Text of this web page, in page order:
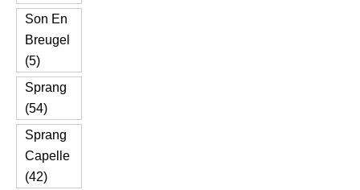
Son En
Breugel
(5)
Sprang
(54)
Sprang
Capelle
(42)